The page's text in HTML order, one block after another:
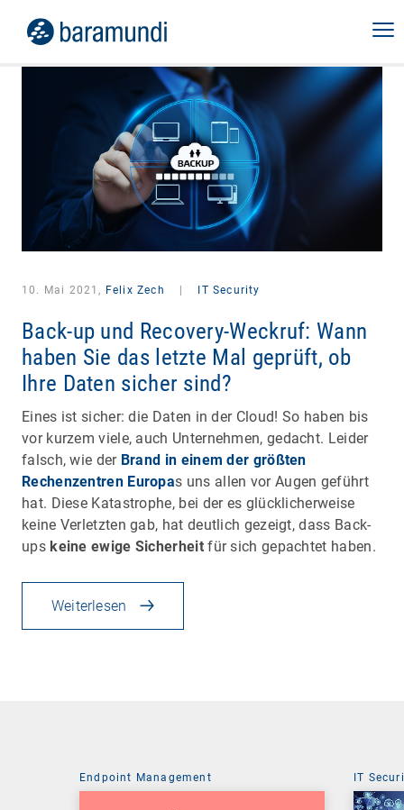
10. Mai 2021, Felix Zech IT Security
Back-up und Recovery-Weckruf: Wann
haben Sie das letzte Mal geprüft, ob
Ihre Daten sicher sind?
Eines ist sicher: die Daten in der Cloud! So haben bis
vor kurzem viele, auch Unternehmen, gedacht. Leider
falsch, wie der Brand in einem der größten
Rechenzentren Europas uns allen vor Augen geführt
hat. Diese Katastrophe, bei der es glücklicherweise
keine Verletzten gab, hat deutlich gezeigt, dass Back-
ups keine ewige Sicherheitfür sich gepachtet haben.
Weiterlesen
Endpoint Management IT